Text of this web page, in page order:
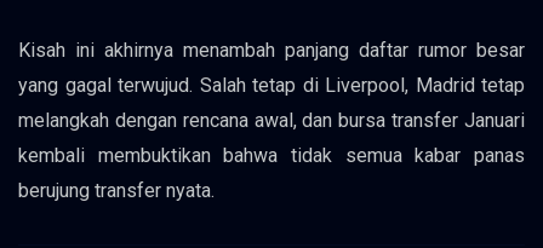
Kisah ini akhirnya menambah panjang daftar rumor besar
yang gagal terwujud. Salah tetap di Liverpool, Madrid tetap
melangkah dengan rencana awal, dan bursa transfer Januari
kembali membuktikan bahwa tidak semua kabar panas
berujung transfer nyata.